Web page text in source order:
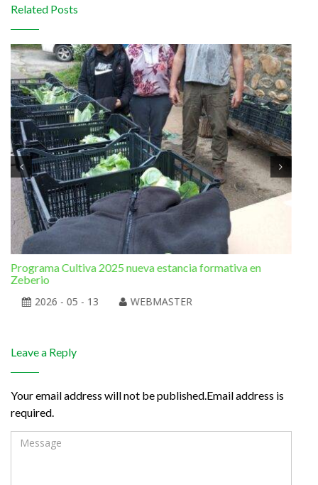
Related Posts
Programa Cultiva 2025 nueva estancia formativa en
Zeberio
2026 - 05 - 13
WEBMASTER
Leave a Reply
Your email address will not be published.Email address is
required.